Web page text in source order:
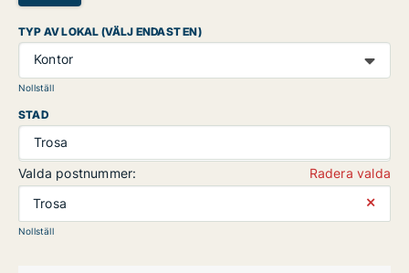
TYP AV LOKAL (VÄLJ ENDAST EN)
Kontor
Nollställ
STAD
Trosa
Valda postnummer:
Radera valda
Trosa
⨯
Nollställ